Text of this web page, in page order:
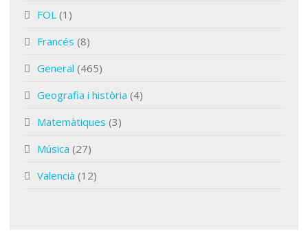
FOL (1)
Francés (8)
General (465)
Geografia i història (4)
Matemàtiques (3)
Música (27)
Valencià (12)